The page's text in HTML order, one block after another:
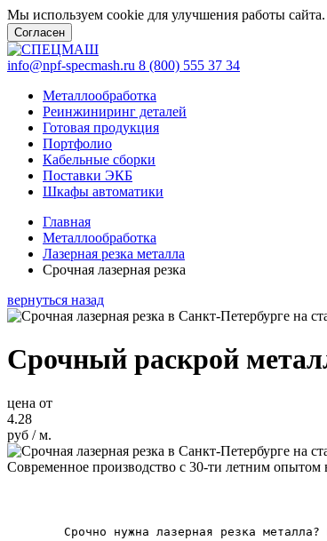
Мы используем cookie для улучшения работы
Согласен
info@npf-specmash.ru 8 (800) 555 37 34
Металлообработка
Реинжиниринг деталей
Готовая продукция
Портфолио
Кабельные сборки
Поставки ЭКБ
Шкафы автоматики
Главная
Металлообработка
Лазерная резка металла
Срочная лазерная резка
вернуться назад
Срочный раскрой
цена от
4.28
руб / м.
Современное производство с 30-ти летним опытом